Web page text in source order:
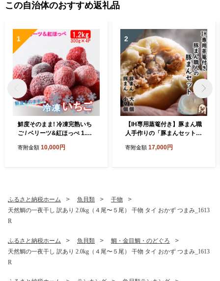
この自治体のおすすめ返礼品
1
鮮度そのまま! 冷凍完熟いち
ご / ベリーツ&紅ほっぺ 1.2k
寄附金額 10,000円
2
【IH専用蒸篭付き】豚まん職
人手作りの「豚まんセット
寄附金額 17,000円
ふるさと納税ホーム 魚貝類
干物
天然鯛の一夜干し 訳あり 2.0kg（４尾〜５尾） 干物 タイ おかず つまみ_1613
R
ふるさと納税ホーム 魚貝類
鯛・金目鯛・のどぐろ
天然鯛の一夜干し 訳あり 2.0kg（４尾〜５尾） 干物 タイ おかず つまみ_1613
R